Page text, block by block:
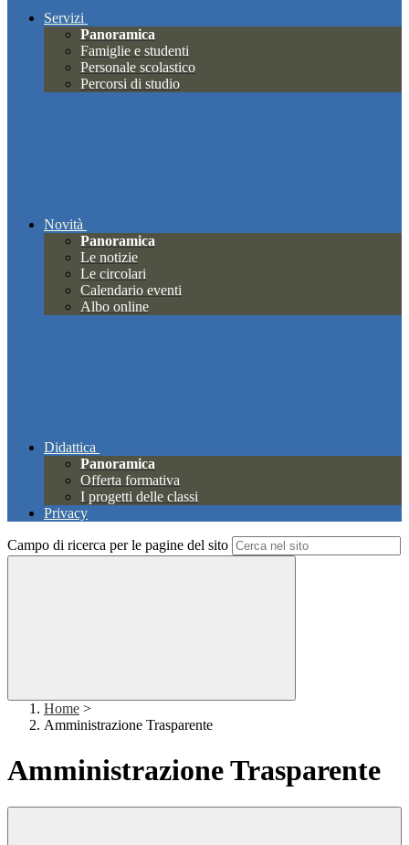
Servizi
Panoramica
Famiglie e studenti
Personale scolastico
Percorsi di studio
Novità
Panoramica
Le notizie
Le circolari
Calendario eventi
Albo online
Didattica
Panoramica
Offerta formativa
I progetti delle classi
Privacy
Campo di ricerca per le pagine del sito
Home >
Amministrazione Trasparente
Amministrazione Trasparente